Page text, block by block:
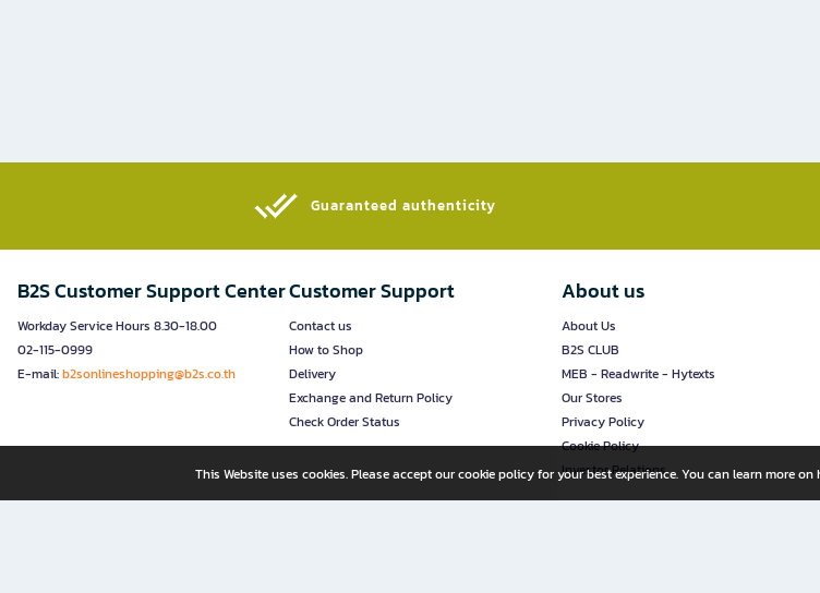
Guaranteed authenticity​
B2S Customer Support Center
Workday Service Hours 8.30-18.00
02-115-0999
E-mail:b2sonlineshopping@b2s.co.th
Customer Support
Contact us
How to Shop
Delivery
Exchange and Return Policy
Check Order Status
About us
About Us
B2S CLUB
MEB - Readwrite - Hytexts
Our Stores
Privacy Policy
Cookie Policy
Investor Relations
This Website uses cookies. Please accept our cookie policy for your best experience. You can learn more